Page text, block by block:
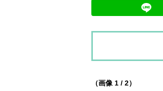
（画像 1 / 2）